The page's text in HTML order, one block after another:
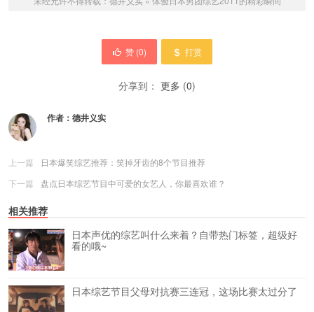
赞 (0) 打赏
分享到： 更多 (0)
作者： 德井义实
上一篇
日本爆笑综艺推荐：笑掉牙齿的8个节目推荐
下一篇
盘点日本综艺节目中可爱的女艺人，你最喜欢谁？
相关推荐
日本声优的综艺叫什么来着？自带热门标签，超级好
看的哦~
日本综艺节目父母对抗赛三连冠，这场比赛太过分了